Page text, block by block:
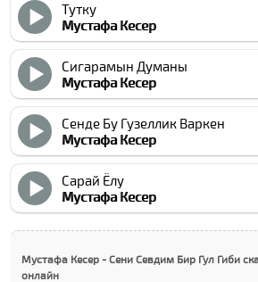
Тутку
Мустафа Кесер
Сигарамын Думаны
Мустафа Кесер
Сенде Бу Гузеллик Варкен
Мустафа Кесер
Сарай Ёлу
Мустафа Кесер
Мустафа Кесер - Сени Севдим Бир Гул Гиби
онлайн